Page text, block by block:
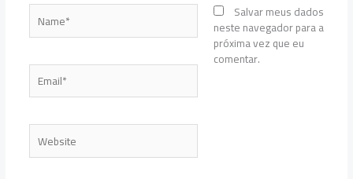
Name*
Email*
Website
Salvar meus dados
neste navegador para a
próxima vez que eu
comentar.